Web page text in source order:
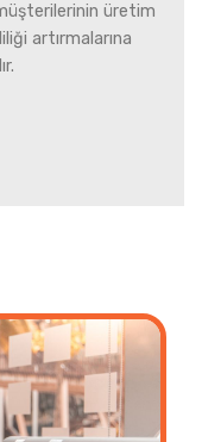
üretim
artırmalarına